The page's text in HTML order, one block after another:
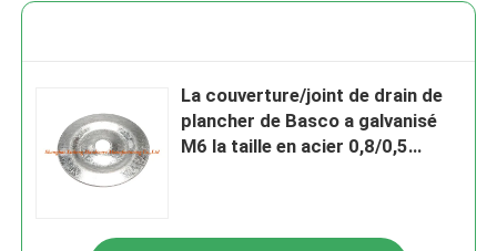
La couverture/joint de drain de
plancher de Basco a galvanisé
M6 la taille en acier 0,8/0,5